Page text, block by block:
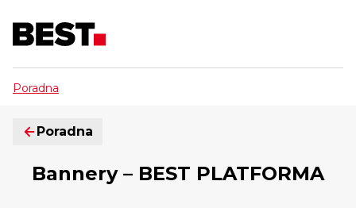
Poradna
Poradna
Bannery – BEST PLATFORMA